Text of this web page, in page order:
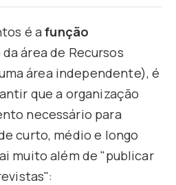
é afunção
área de Recursos
área independente), é
que a organização
necessário para
curto, médio e longo
muito além de "publicar